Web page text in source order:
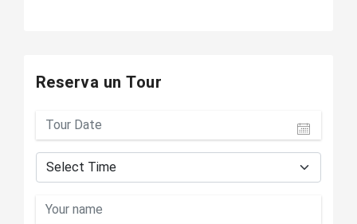
Reserva un Tour